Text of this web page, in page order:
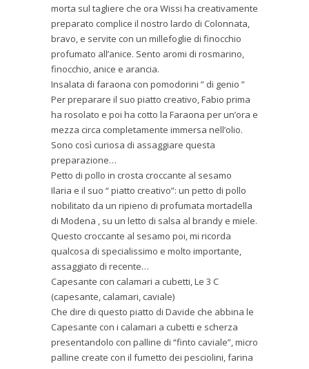
morta sul tagliere che ora Wissi ha creativamente
preparato complice il nostro lardo di Colonnata,
bravo, e servite con un millefoglie di finocchio
profumato all’anice. Sento aromi di rosmarino,
finocchio, anice e arancia.
Insalata di faraona con pomodorini ” di genio ”
Per preparare il suo piatto creativo, Fabio prima
ha rosolato e poi ha cotto la Faraona per un’ora e
mezza circa completamente immersa nell’olio.
Sono così curiosa di assaggiare questa
preparazione…
Petto di pollo in crosta croccante al sesamo
Ilaria e il suo “ piatto creativo”: un petto di pollo
nobilitato da un ripieno di profumata mortadella
di Modena , su un letto di salsa al brandy e miele.
Questo croccante al sesamo poi, mi ricorda
qualcosa di specialissimo e molto importante,
assaggiato di recente…
Capesante con calamari a cubetti, Le 3 C
(capesante, calamari, caviale)
Che dire di questo piatto di Davide che abbina le
Capesante con i calamari a cubetti e scherza
presentandolo con palline di “finto caviale”, micro
palline create con il fumetto dei pesciolini, farina